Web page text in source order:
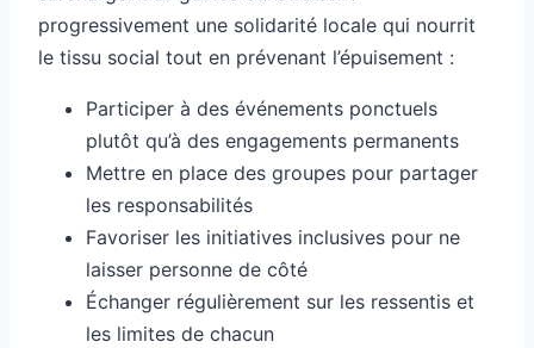
progressivement une solidarité locale qui nourrit
le tissu social tout en prévenant l’épuisement :
Participer à des événements ponctuels
plutôt qu’à des engagements permanents
Mettre en place des groupes pour partager
les responsabilités
Favoriser les initiatives inclusives pour ne
laisser personne de côté
Échanger régulièrement sur les ressentis et
les limites de chacun